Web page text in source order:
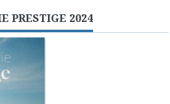
PRESTIGE 2024